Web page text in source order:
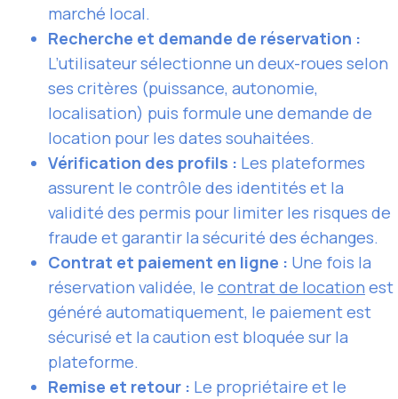
marché local.
Recherche et demande de réservation :
L’utilisateur sélectionne un deux-roues selon
ses critères (puissance, autonomie,
localisation) puis formule une demande de
location pour les dates souhaitées.
Vérification des profils : Les plateformes
assurent le contrôle des identités et la
validité des permis pour limiter les risques de
fraude et garantir la sécurité des échanges.
Contrat et paiement en ligne : Une fois la
réservation validée, le contrat de location est
généré automatiquement, le paiement est
sécurisé et la caution est bloquée sur la
plateforme.
Remise et retour : Le propriétaire et le